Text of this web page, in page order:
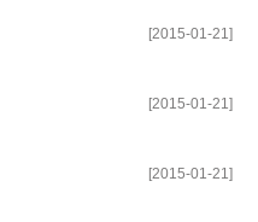
[2015-01-21]
[2015-01-21]
[2015-01-21]